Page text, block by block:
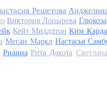
Решетова
Виктория Лопырева Глюкоза
Кейт Миддлтон Ким
Меган Маркл Настасья
Рианна Рита Дакота